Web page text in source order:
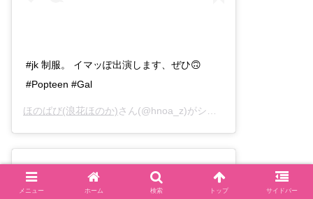
#jk 制服。 イマッぽ出演します、ぜひ🙃
#Popteen #Gal
ほのばび(浪花ほのか)さん(@hnoa_z)がシェアした投稿 –
メニュー ホーム 検索 トップ サイドバー